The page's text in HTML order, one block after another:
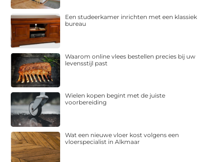
Een studeerkamer inrichten met een klassiek
bureau
Waarom online vlees bestellen precies bij uw
levensstijl past
Wielen kopen begint met de juiste
voorbereiding
Wat een nieuwe vloer kost volgens een
vloerspecialist in Alkmaar